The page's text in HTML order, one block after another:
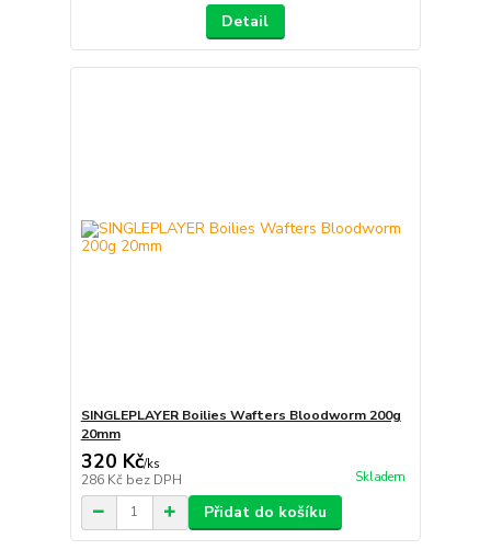
Detail
SINGLEPLAYER Boilies Wafters Bloodworm 200g
20mm
320 Kč/ks
286 Kč bez DPH Skladem
Přidat do košíku